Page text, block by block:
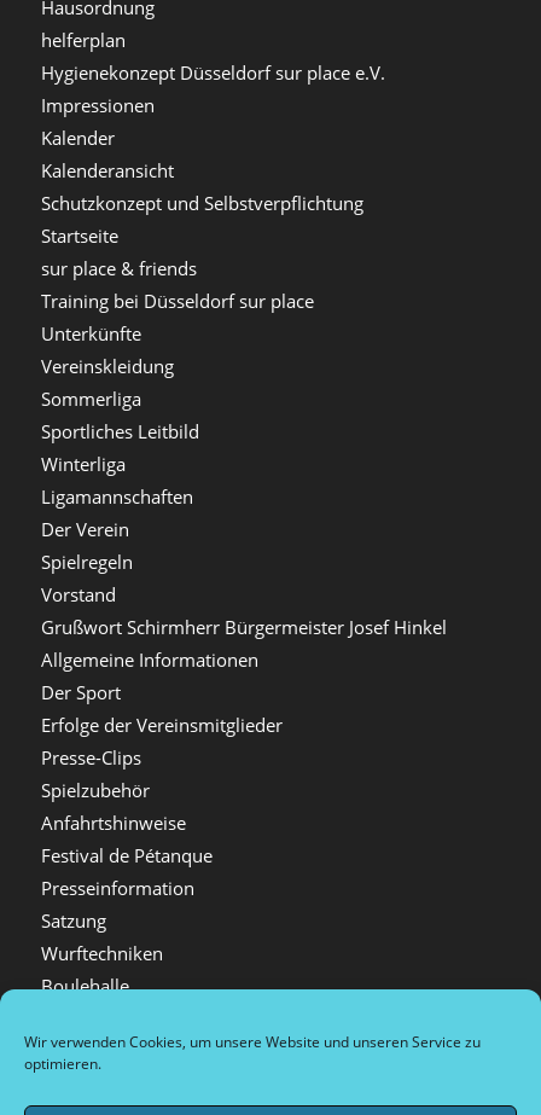
Wir verwenden Cookies, um unsere Website und unseren Service zu
optimieren.
Hausordnung
helferplan
Hygienekonzept Düsseldorf sur place e.V.
Impressionen
Kalender
Kalenderansicht
Schutzkonzept und Selbstverpflichtung
Startseite
sur place & friends
Training bei Düsseldorf sur place
Unterkünfte
Vereinskleidung
Sommerliga
Sportliches Leitbild
Winterliga
Ligamannschaften
Der Verein
Spielregeln
Vorstand
Grußwort Schirmherr Bürgermeister Josef Hinkel
Allgemeine Informationen
Der Sport
Erfolge der Vereinsmitglieder
Presse-Clips
Spielzubehör
Anfahrtshinweise
Festival de Pétanque
Presseinformation
Satzung
Wurftechniken
Boulehalle
Videos